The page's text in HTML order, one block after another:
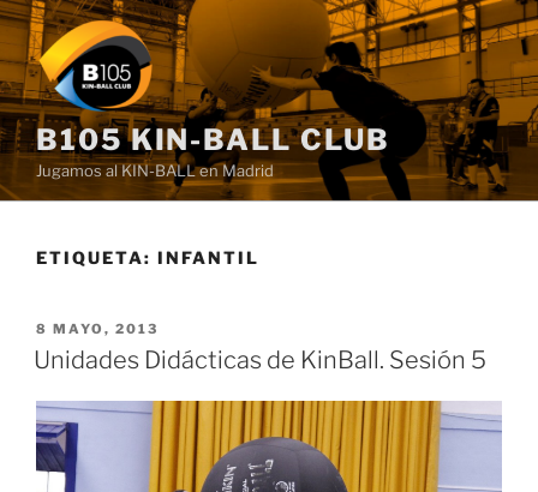
Saltar
contenido
B105 KIN-BALL CLUB
Jugamos al KIN-BALL en Madrid
ETIQUETA: INFANTIL
PUBLICADO
EL
8 MAYO, 2013
Unidades Didácticas de KinBall. Sesión 5